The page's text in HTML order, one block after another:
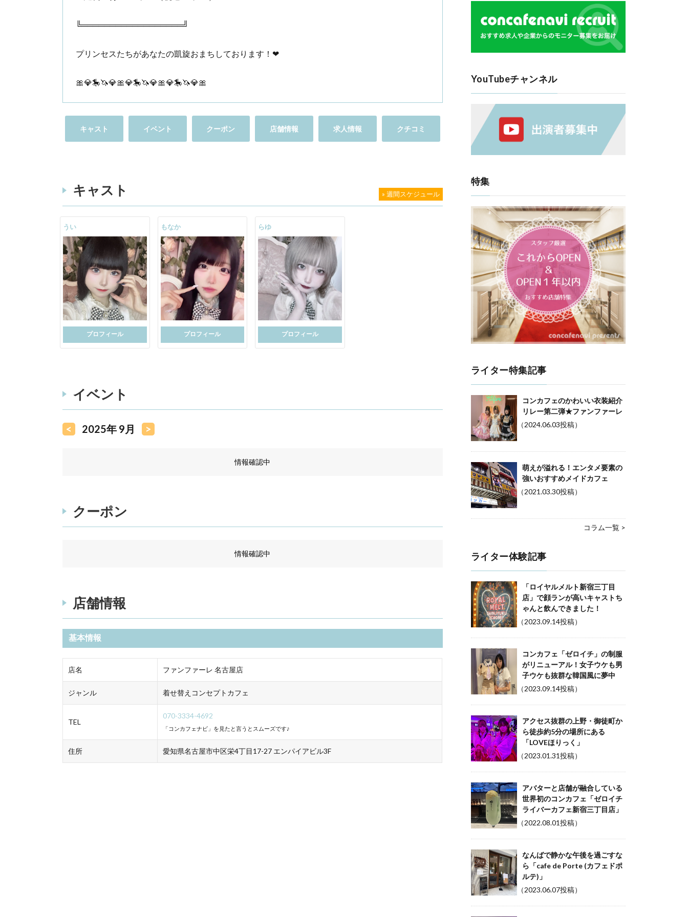
╚══════════════════╝
プリンセスたちがあなたの凱旋おまちしております！❤
🎀💎🎠🦄💎🎀💎🎠🦄💎🎀💎🎠🦄💎🎀
キャスト イベント クーポン 店舗情報 求人情報 クチコミ
キャスト » 週間スケジュール
うい
プロフィール
もなか
プロフィール
らゆ
プロフィール
イベント
< 2025年 9月 >
情報確認中
クーポン
情報確認中
店舗情報
基本情報
店名 ファンファーレ 名古屋店
ジャンル 着せ替えコンセプトカフェ
TEL
070-3334-4692
「コンカフェナビ」を見たと言うとスムーズです♪
住所 愛知県名古屋市中区栄4丁目17-27 エンパイアビル3F
YouTubeチャンネル
特集
ライター特集記事
コンカフェのかわいい衣装紹介
リレー第二弾★ファンファーレ
（2024.06.03投稿）
萌えが溢れる！エンタメ要素の
強いおすすめメイドカフェ
（2021.03.30投稿）
コラム一覧 >
ライター体験記事
「ロイヤルメルト新宿三丁目
店」で顔ランが高いキャストち
ゃんと飲んできました！
（2023.09.14投稿）
コンカフェ「ゼロイチ」の制服
がリニューアル！女子ウケも男
子ウケも抜群な韓国風に夢中
（2023.09.14投稿）
アクセス抜群の上野・御徒町か
ら徒歩約5分の場所にある
「LOVEほりっく」
（2023.01.31投稿）
アバターと店舗が融合している
世界初のコンカフェ「ゼロイチ
ライバーカフェ新宿三丁目店」
（2022.08.01投稿）
なんばで静かな午後を過ごすな
ら「cafe de Porte (カフェドポ
ルテ)」
（2023.06.07投稿）